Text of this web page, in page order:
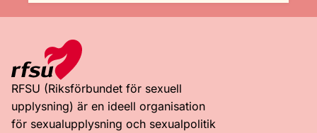
RFSU (Riksförbundet för sexuell
upplysning) är en ideell organisation
för sexualupplysning och sexualpolitik